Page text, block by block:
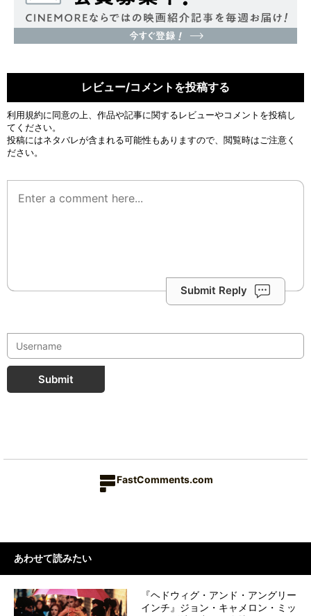
レビュー/コメントを投稿する
利用規約に同意の上、作品や記事に関するレビューやコメントを投稿し
てください。
投稿にはネタバレが含まれる可能性もありますので、閲覧時はご注意く
ださい。
Submit Reply
Submit
FastComments.com
あわせて読みたい
『ヘドウィグ・アンド・アングリー
インチ』ジョン・キャメロン・ミッ